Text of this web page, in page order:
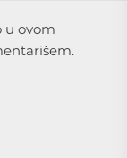
u ovom